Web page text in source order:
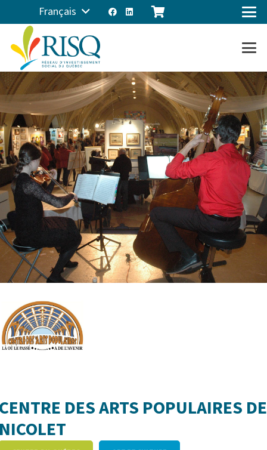
Français
DES ARTS POPULAIRES DE